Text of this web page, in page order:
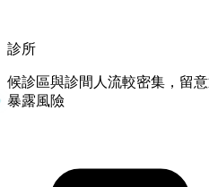
診所
候診區與診間人流較密集，留
暴露風險